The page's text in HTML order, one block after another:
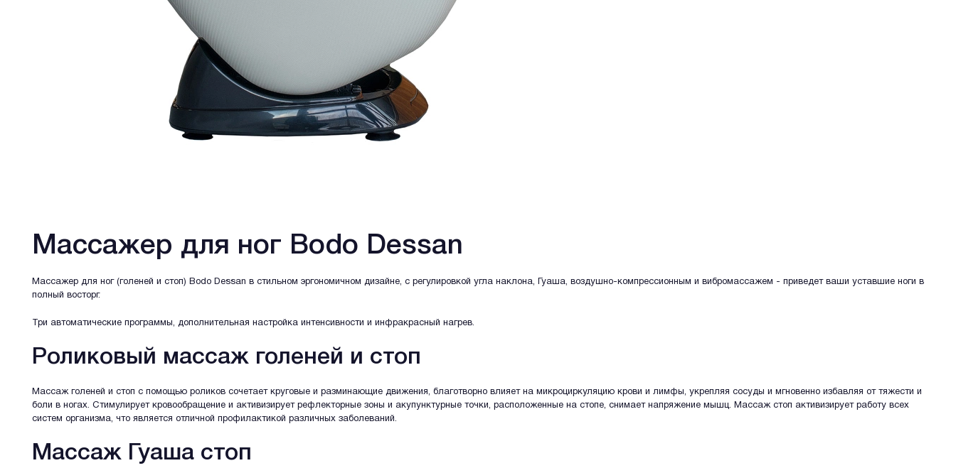
Массажер для ног Bodo Dessan
Массажер для ног (голеней и стоп) Bodo Dessan в стильном эргономичном дизайне, с регулировкой угла наклона, Гуаша, воздушно-компрессионным и вибромассажем - приведет ваши уставшие ноги в
полный восторг.
Три автоматические программы, дополнительная настройка интенсивности и инфракрасный нагрев.
Роликовый массаж голеней и стоп
Массаж голеней и стоп с помощью роликов сочетает круговые и разминающие движения, благотворно влияет на микроциркуляцию крови и лимфы, укрепляя сосуды и мгновенно избавляя от тяжести и
боли в ногах. Стимулирует кровообращение и активизирует рефлекторные зоны и акупунктурные точки, расположенные на стопе, снимает напряжение мышц. Массаж стоп активизирует работу всех
систем организма, что является отличной профилактикой различных заболеваний.
Массаж Гуаша стоп